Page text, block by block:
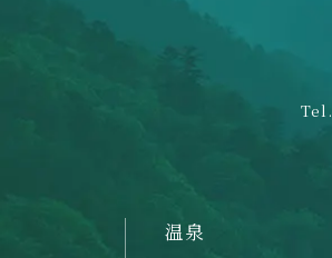
Tel.
温泉